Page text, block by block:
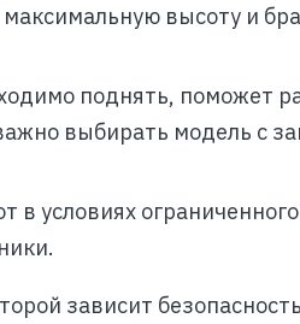
высоту и
поднять, поможет
выбирать модель с
условиях
зависит